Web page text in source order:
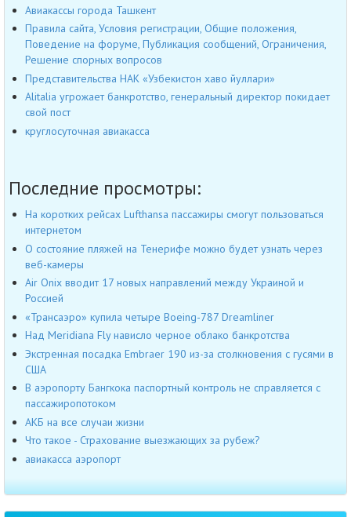
Авиакассы города Ташкент
Правила сайта, Условия регистрации, Общие положения,
Поведение на форуме, Публикация сообщений, Ограничения,
Решение спорных вопросов
Представительства НАК «Узбекистон хаво йуллари»
Alitalia угрожает банкротство, генеральный директор покидает
свой пост
круглосуточная авиакасса
Последние просмотры:
На коротких рейсах Lufthansa пассажиры смогут пользоваться
интернетом
О состояние пляжей на Тенерифе можно будет узнать через
веб-камеры
Air Onix вводит 17 новых направлений между Украиной и
Россией
«Трансаэро» купила четыре Boeing-787 Dreamliner
Над Meridiana Fly нависло черное облако банкротства
Экстренная посадка Embraer 190 из-за столкновения с гусями в
США
В аэропорту Бангкока паспортный контроль не справляется с
пассажиропотоком
АКБ на все случаи жизни
Что такое - Страхование выезжающих за рубеж?
авиакасса аэропорт